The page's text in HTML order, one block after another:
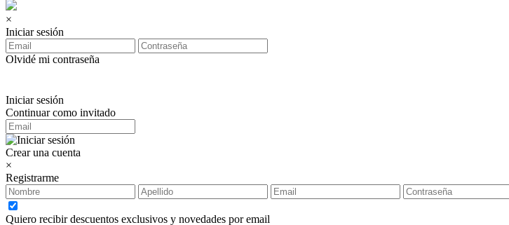
×
Iniciar sesión
Olvidé mi contraseña
Iniciar sesión
Continuar como invitado
Crear una cuenta
×
Registrarme
Quiero recibir descuentos exclusivos y novedades por email